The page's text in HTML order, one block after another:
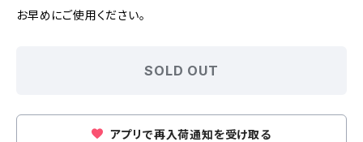
お早めにご使用ください。
SOLD OUT
アプリで再入荷通知を受け取る